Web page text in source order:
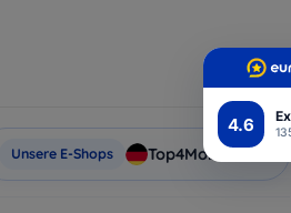
4.6
Unsere E-Shops Top4Mobile.de